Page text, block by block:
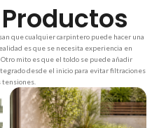
que cualquier carpintero puede hacer una
es que se necesita experiencia en
mito es que el toldo se puede añadir
desde el inicio para evitar filtraciones
tensiones.